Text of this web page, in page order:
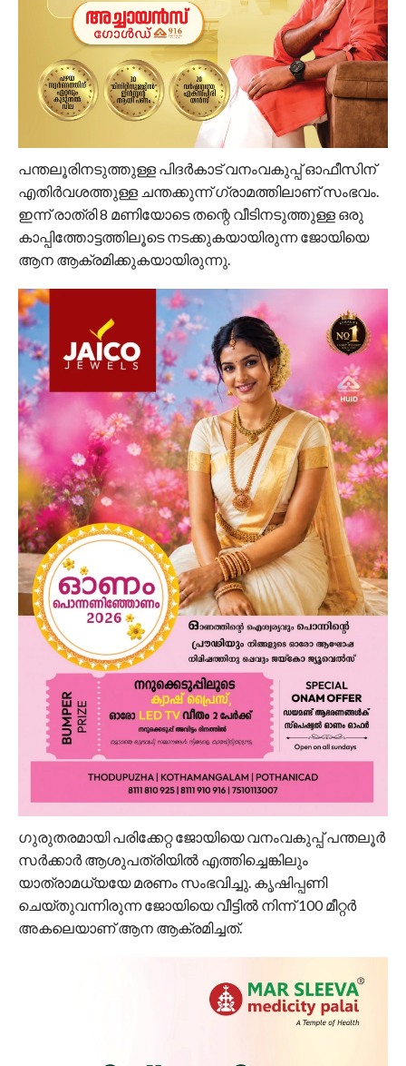
പന്തലൂരിനടുത്തുള്ള പിദര്‍കാട് വനംവകുപ്പ് ഓഫീസിന്
എതിര്‍വശത്തുള്ള ചന്തക്കുന്ന് ഗ്രാമത്തിലാണ് സംഭവം.
ഇന്ന് രാത്രി 8 മണിയോടെ തന്റെ വീടിനടുത്തുള്ള ഒരു
കാപ്പിത്തോട്ടത്തിലൂടെ നടക്കുകയായിരുന്ന ജോയിയെ
ആന ആക്രമിക്കുകയായിരുന്നു.
ഗുരുതരമായി പരിക്കേറ്റ ജോയിയെ വനംവകുപ്പ് പന്തലൂര്‍
സര്‍ക്കാര്‍ ആശുപത്രിയില്‍ എത്തിച്ചെങ്കിലും
യാത്രാമധ്യയേ മരണം സംഭവിച്ചു. കൃഷിപ്പണി
ചെയ്തുവന്നിരുന്ന ജോയിയെ വീട്ടില്‍ നിന്ന് 100 മീറ്റര്‍
അകലെയാണ് ആന ആക്രമിച്ചത്.